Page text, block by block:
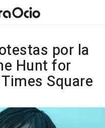
por la
Hunt for
Square